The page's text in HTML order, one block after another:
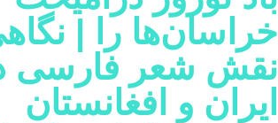
را |
شعر فارسی
و افغانستان